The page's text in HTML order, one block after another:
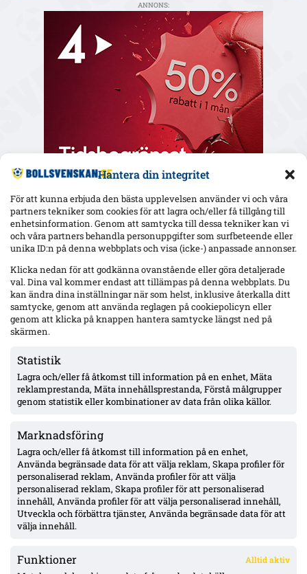
Hantera din integritet
För att kunna erbjuda den bästa upplevelsen använder vi och våra
partners tekniker som cookies för att lagra och/eller få tillgång till
enhetsinformation. Genom att samtycka till dessa tekniker kan vi
och våra partners behandla personuppgifter som surfbeteende eller
unika ID:n på denna webbplats och visa (icke-) anpassade annonser.
Klicka nedan för att godkänna ovanstående eller göra detaljerade
val. Dina val kommer endast att tillämpas på denna webbplats. Du
kan ändra dina inställningar när som helst, inklusive återkalla ditt
samtycke, genom att använda reglagen på cookiepolicyn eller
genom att klicka på knappen hantera samtycke längst ned på
skärmen.
Statistik
Lagra och/eller få åtkomst till information på en enhet, Mäta
reklamprestanda, Mäta innehållsprestanda, Förstå målgrupper
genom statistik eller kombinationer av data från olika källor.
Marknadsföring
Lagra och/eller få åtkomst till information på en enhet,
Använda begränsade data för att välja reklam, Skapa profiler för
personaliserad reklam, Använda profiler för att välja
personaliserad reklam, Skapa profiler för att personaliserad
innehåll, Använda profiler för att välja personaliserad innehåll,
Utveckla och förbättra tjänster, Använda begränsade data för att
välja innehåll.
Funktioner Alltid aktiv
ANNONS:
Senaste
Mjällby – inhopp i 84:e minuten
17-årige Theodor Lundbergh har spelat alla MFF:s 15 matcher –
VSK: Jonathan Rings rehab har stannat – sänkt belastning;
Lushaku osäker, Nsabiyumva igång med boll
MFF:s vänsterback: Johan Karlsson eller Theodor Lundbergh –
John skadad, Busanello och Kurtulus avstängda; Malte Frejd
Pålsson in bredvid Djurić, 17-årige Hidalgo aktuell
Julius Beck öppen för Elfsborg-köp – lån säsongen ut med
option, Sturm Graz-kontrakt till 2029
ÖVERSIKT